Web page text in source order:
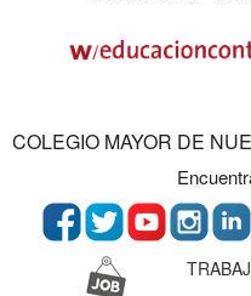
COLEGIO MAYOR DE